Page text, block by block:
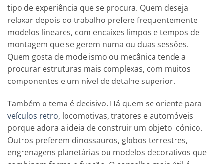
tipo de experiência que se procura. Quem deseja
relaxar depois do trabalho prefere frequentemente
modelos lineares, com encaixes limpos e tempos de
montagem que se gerem numa ou duas sessões.
Quem gosta de modelismo ou mecânica tende a
procurar estruturas mais complexas, com muitos
componentes e um nível de detalhe superior.
Também o tema é decisivo. Há quem se oriente para
veículos retro, locomotivas, tratores e automóveis
porque adora a ideia de construir um objeto icónico.
Outros preferem dinossauros, globos terrestres,
engrenagens planetárias ou modelos decorativos que